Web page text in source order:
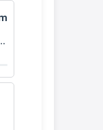
code